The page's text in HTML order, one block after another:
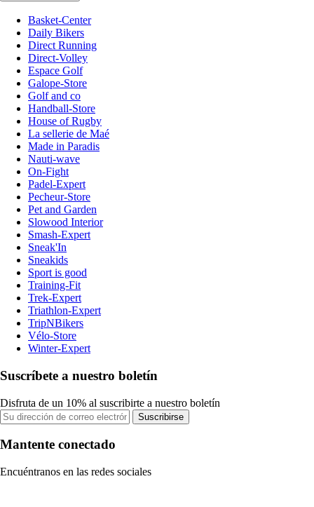
Basket-Center
Daily Bikers
Direct Running
Direct-Volley
Espace Golf
Galope-Store
Golf and co
Handball-Store
House of Rugby
La sellerie de Maé
Made in Paradis
Nauti-wave
On-Fight
Padel-Expert
Pecheur-Store
Pet and Garden
Slowood Interior
Smash-Expert
Sneak'In
Sneakids
Sport is good
Training-Fit
Trek-Expert
Triathlon-Expert
TripNBikers
Vélo-Store
Winter-Expert
Suscríbete a nuestro boletín
Disfruta de un 10% al suscribirte a nuestro boletín
Suscribirse
Mantente conectado
Encuéntranos en las redes sociales